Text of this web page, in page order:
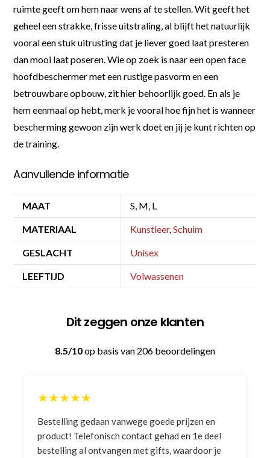
ruimte geeft om hem naar wens af te stellen. Wit geeft het
geheel een strakke, frisse uitstraling, al blijft het natuurlijk
vooral een stuk uitrusting dat je liever goed laat presteren
dan mooi laat poseren. Wie op zoek is naar een open face
hoofdbeschermer met een rustige pasvorm en een
betrouwbare opbouw, zit hier behoorlijk goed. En als je
hem eenmaal op hebt, merk je vooral hoe fijn het is wanneer
bescherming gewoon zijn werk doet en jij je kunt richten op
de training.
Aanvullende informatie
MAAT S, M, L
MATERIAAL Kunstleer,Schuim
GESLACHT Unisex
LEEFTIJD Volwassenen
Dit zeggen onze klanten
8.5/10op basis van 206 beoordelingen
★★★★★
Bestelling gedaan vanwege goede prijzen en
product! Telefonisch contact gehad en 1e deel
bestelling al ontvangen met gifts, waardoor je